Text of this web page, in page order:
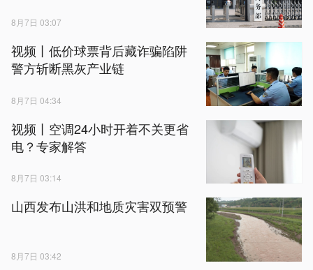
8月7日 03:07
视频丨低价球票背后藏诈骗陷阱
警方斩断黑灰产业链
8月7日 04:34
视频丨空调24小时开着不关更省
电？专家解答
8月7日 03:14
山西发布山洪和地质灾害双预警
8月7日 03:42